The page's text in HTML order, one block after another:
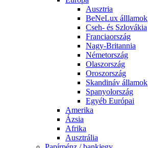
Ausztria
BeNeLux álllamok
Cseh- és Szlovákia
Franciaország
Nagy-Britannia
Németország
Olaszország
Oroszország
Skandináv államok
Spanyolország
Egyéb Európai
Amerika
Ázsia
Afrika
Ausztrália